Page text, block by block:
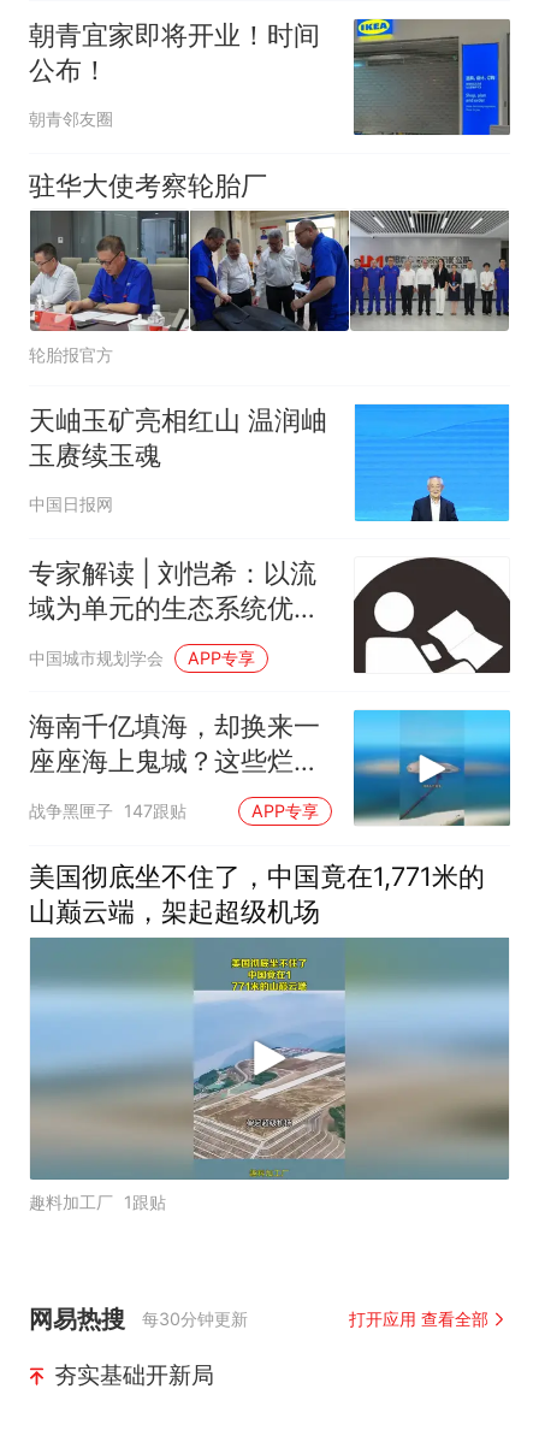
朝青宜家即将开业！时间
公布！
朝青邻友圈
驻华大使考察轮胎厂
轮胎报官方
天岫玉矿亮相红山 温润岫
玉赓续玉魂
中国日报网
专家解读 | 刘恺希：以流
域为单元的生态系统优化
——筑牢美丽中国建设的
中国城市规划学会 APP专享
海南千亿填海，却换来一
座座海上鬼城？这些烂摊
子未来该何去何从
战争黑匣子 147跟贴 APP专享
美国彻底坐不住了，中国竟在1,771米的
山巅云端，架起超级机场
趣料加工厂 1跟贴
网易热搜 每30分钟更新 打开应用 查看全部
夯实基础开新局